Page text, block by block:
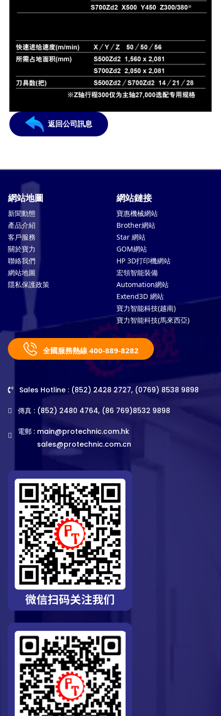
返回公司訊息
網站地圖
新聞動態
產品介紹
客戶服務
關於寶力
聯絡我們
網站地圖
隱私保護政策
網站鏈接
寶惠機械網站
Brother網站
Star 網站
GOM網站
HP 3D打印機網站
宏領智能裝備
Automation網站
Extend3D 網站
寶力智能科技(越南)
寶力智能科技(馬來西亞)
全國服務熱線 400-889-8282
Sales Hotline : (852) 2428 2727, (0769) 8538 9898
傳真 : (852) 2480 4764, (86 769)8532 9898
電郵 : main@protechnic.com.hk
sales@protechnic.com.cn